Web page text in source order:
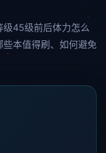
级45级前后体力怎么
本值得刷、如何避免